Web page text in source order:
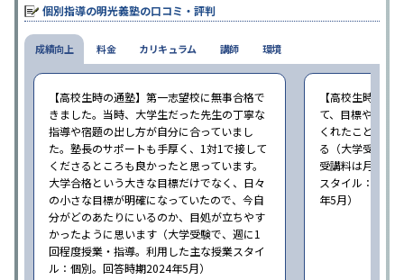
個別指導の明光義塾の口コミ・評判
成績向上
【高校生時の通塾】第一志望校に無事合格で
きました。当時、大学生だった先生の丁寧な
指導や宿題の出し方が自分に合っていまし
た。塾長のサポートも手厚く、1対1で接して
くださるところも良かったと思っています。
大学合格という大きな目標だけでなく、日々
の小さな目標が明確になっていたので、今自
分がどのあたりにいるのか、目処が立ちやす
かったように思います（大学受験で、週に1
回程度授業・指導。利用した主な授業スタイ
ル：個別。回答時期2024年5月）
【高校生時の通
て、目標や勉強
くれたことが、
る（大学受験で
受講料は月
スタイル：個別
年5月）
料金 カリキュラム 講師 環境